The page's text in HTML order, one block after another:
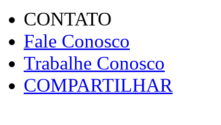
CONTATO
Fale Conosco
Trabalhe Conosco
COMPARTILHAR